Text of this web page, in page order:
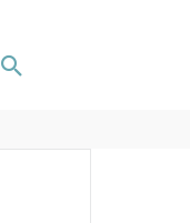
Rechercher